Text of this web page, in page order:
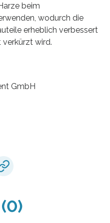
beim
wodurch die
erheblich verbessert
wird.
GmbH